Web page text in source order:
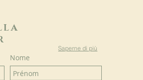
Saperne di più
Nome